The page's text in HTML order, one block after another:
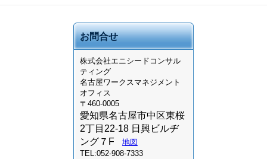
お問合せ
株式会社エニシードコンサル
ティング
名古屋ワークスマネジメント
オフィス
〒460-0005
愛知県名古屋市中区東桜
2丁目22-18 日興ビルヂ
ング７F
地図
TEL:052-908-7333